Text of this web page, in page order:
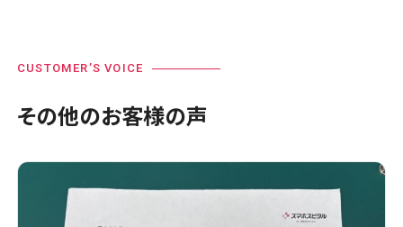
CUSTOMER’S VOICE
その他のお客様の声